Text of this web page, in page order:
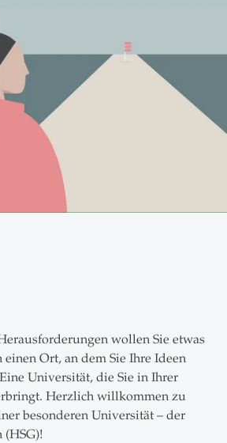
wollen Sie etwas
einen Ort, an dem Sie Ihre Ideen
Universität, die Sie in Ihrer
Herzlich willkommen zu
besonderen Universität – der